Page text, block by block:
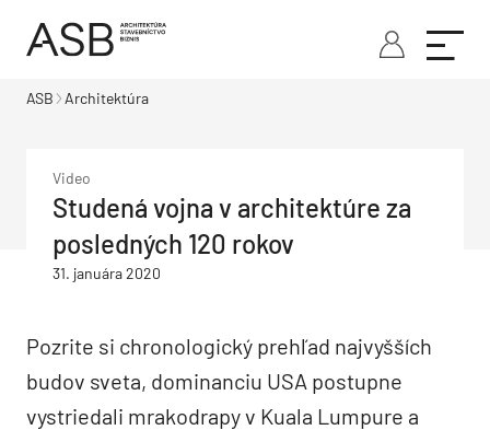
ASB Architektúra
Video
Studená vojna v architektúre za
posledných 120 rokov
31. januára 2020
Pozrite si chronologický prehľad najvyšších
budov sveta, dominanciu USA postupne
vystriedali mrakodrapy v Kuala Lumpure a